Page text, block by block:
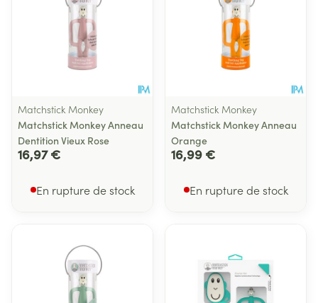
Matchstick Monkey
Matchstick Monkey Anneau
Dentition Vieux Rose
16,97 €
En rupture de stock
Matchstick Monkey
Matchstick Monkey Anneau
Orange
16,99 €
En rupture de stock